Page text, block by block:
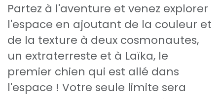
Partez à l'aventure et venez explorer
l'espace en ajoutant de la couleur et
de la texture à deux cosmonautes,
un extraterreste et à Laïka, le
premier chien qui est allé dans
l'espace ! Votre seule limite sera